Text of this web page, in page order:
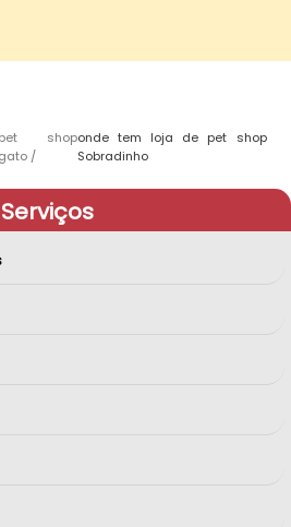
pet shop
gato
onde tem loja de pet shop
Sobradinho
Serviços